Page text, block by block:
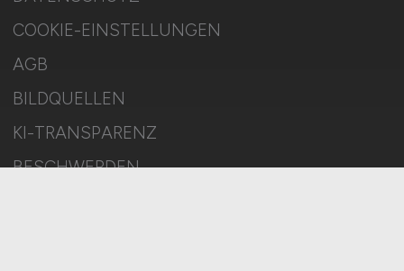
COOKIE-EINSTELLUNGEN
AGB
BILDQUELLEN
KI-TRANSPARENZ
BESCHWERDEN